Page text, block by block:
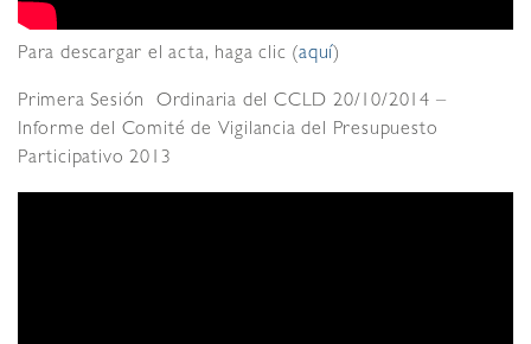
Para descargar el acta, haga clic (aquí )
Primera Sesión Ordinaria del CCLD 20/10/2014 –
Informe del Comité de Vigilancia del Presupuesto
Participativo 2013